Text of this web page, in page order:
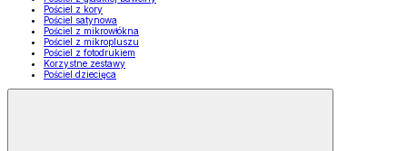
Pościel z kory
Pościel satynowa
Pościel z mikrowłókna
Pościel z mikropluszu
Pościel z fotodrukiem
Korzystne zestawy
Pościel dziecięca